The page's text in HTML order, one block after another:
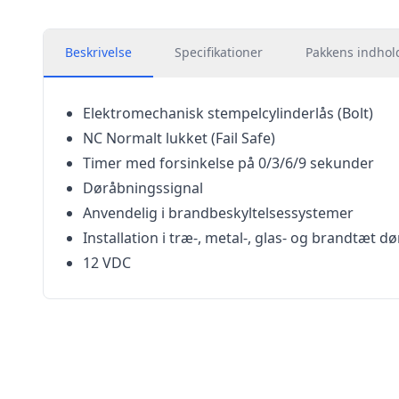
Beskrivelse Specifikationer Pakkens
Elektromechanisk stempelcylinderlås (Bolt)
NC Normalt lukket (Fail Safe)
Timer med forsinkelse på 0/3/6/9 sekunder
Døråbningssignal
Anvendelig i brandbeskyltelsessystemer
Installation i træ-, metal-, glas- og brandtæt
12 VDC